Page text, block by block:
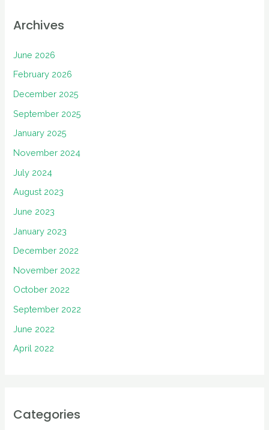
Archives
June 2026
February 2026
December 2025
September 2025
January 2025
November 2024
July 2024
August 2023
June 2023
January 2023
December 2022
November 2022
October 2022
September 2022
June 2022
April 2022
Categories